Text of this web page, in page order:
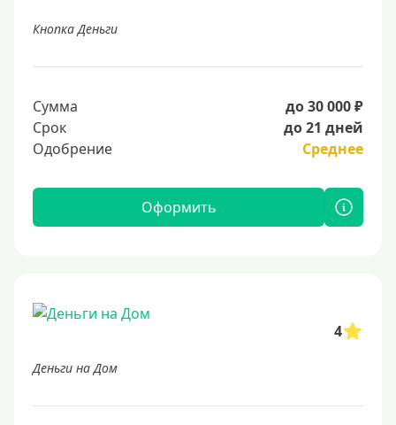
Кнопка Деньги
Сумма
до 30 000 ₽
Срок
до 21 дней
Одобрение
Среднее
Оформить
4
Деньги на Дом